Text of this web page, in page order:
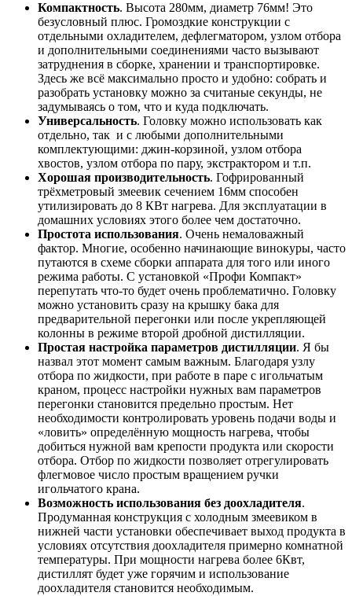
Компактность. Высота 280мм, диаметр 76мм! Это
безусловный плюс. Громоздкие конструкции с
отдельными охладителем, дефлегматором, узлом отбора
и дополнительными соединениями часто вызывают
затруднения в сборке, хранении и транспортировке.
Здесь же всё максимально просто и удобно: собрать и
разобрать установку можно за считаные секунды, не
задумываясь о том, что и куда подключать.
Универсальность. Головку можно использовать как
отдельно, так и с любыми дополнительными
комплектующими: джин-корзиной, узлом отбора
хвостов, узлом отбора по пару, экстрактором и т.п.
Хорошая производительность. Гофрированный
трёхметровый змеевик сечением 16мм способен
утилизировать до 8 КВт нагрева. Для эксплуатации в
домашних условиях этого более чем достаточно.
Простота использования. Очень немаловажный
фактор. Многие, особенно начинающие винокуры, часто
путаются в схеме сборки аппарата для того или иного
режима работы. С установкой «Профи Компакт»
перепутать что-то будет очень проблематично. Головку
можно установить сразу на крышку бака для
предварительной перегонки или после укрепляющей
колонны в режиме второй дробной дистилляции.
Простая настройка параметров дистилляции. Я бы
назвал этот момент самым важным. Благодаря узлу
отбора по жидкости, при работе в паре с игольчатым
краном, процесс настройки нужных вам параметров
перегонки становится предельно простым. Нет
необходимости контролировать уровень подачи воды и
«ловить» определённую мощность нагрева, чтобы
добиться нужной вам крепости продукта или скорости
отбора. Отбор по жидкости позволяет отрегулировать
флегмовое число простым вращением ручки
игольчатого крана.
Возможность использования без доохладителя.
Продуманная конструкция с холодным змеевиком в
нижней части установки обеспечивает выход продукта в
условиях отсутствия доохладителя примерно комнатной
температуры. При мощности нагрева более 6Квт,
дистиллят будет уже горячим и использование
доохладителя становится необходимым.